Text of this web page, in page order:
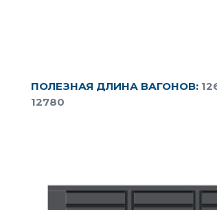
ПОЛЕЗНАЯ ДЛИНА ВАГОНОВ:
12780